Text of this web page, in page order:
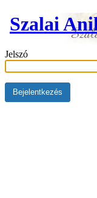
Szalai
Jelszó